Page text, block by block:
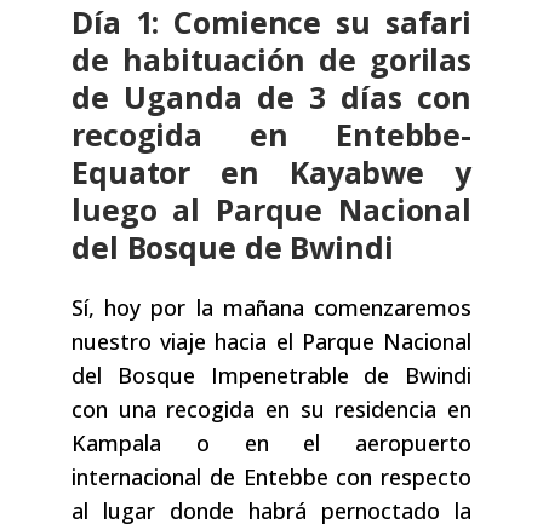
Día 1: Comience su safari
de habituación de gorilas
de Uganda de 3 días con
recogida en Entebbe-
Equator en Kayabwe y
luego al Parque Nacional
del Bosque de Bwindi
Sí, hoy por la mañana comenzaremos
nuestro viaje hacia el Parque Nacional
del Bosque Impenetrable de Bwindi
con una recogida en su residencia en
Kampala o en el aeropuerto
internacional de Entebbe con respecto
al lugar donde habrá pernoctado la